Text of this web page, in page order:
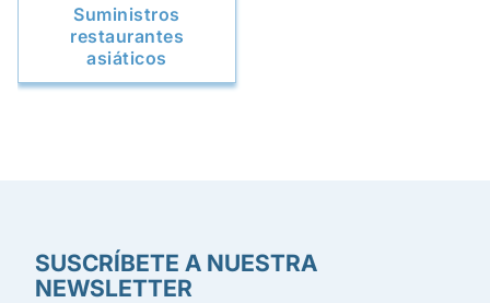
Suministros
restaurantes
asiáticos
SUSCRÍBETE A NUESTRA
NEWSLETTER